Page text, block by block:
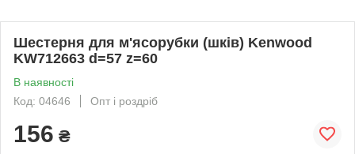
Шестерня для м'ясорубки (шків) Kenwood
KW712663 d=57 z=60
В наявності
Код: 04646
Опт і роздріб
156 ₴